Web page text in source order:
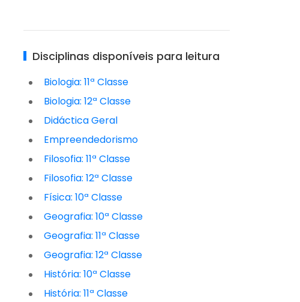
Disciplinas disponíveis para leitura
Biologia: 11ª Classe
Biologia: 12ª Classe
Didáctica Geral
Empreendedorismo
Filosofia: 11ª Classe
Filosofia: 12ª Classe
Física: 10ª Classe
Geografia: 10ª Classe
Geografia: 11ª Classe
Geografia: 12ª Classe
História: 10ª Classe
História: 11ª Classe